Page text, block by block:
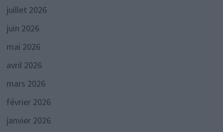
juillet 2026
juin 2026
mai 2026
avril 2026
mars 2026
février 2026
janvier 2026